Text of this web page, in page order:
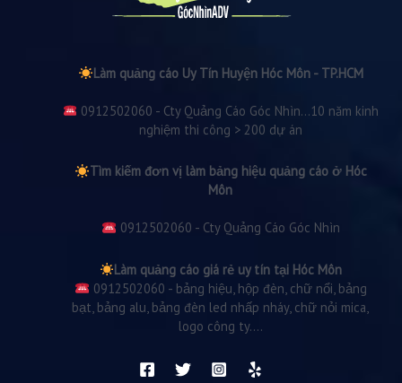
Làm quảng cáo Uy Tín Huyện Hóc Môn - TP.HCM
0912502060 - Cty Quảng Cáo Góc Nhìn...10 năm kinh
nghiệm thi công > 200 dự án
Tìm kiếm đơn vị làm bảng hiệu quảng cáo ở Hóc
Môn
0912502060 - Cty Quảng Cáo Góc Nhìn
Làm quảng cáo giá rẻ uy tín tại Hóc Môn
0912502060 - bảng hiệu, hộp đèn, chữ nổi, bảng
bạt, bảng alu, bảng đèn led nhấp nháy, chữ nỏi mica,
logo công ty....